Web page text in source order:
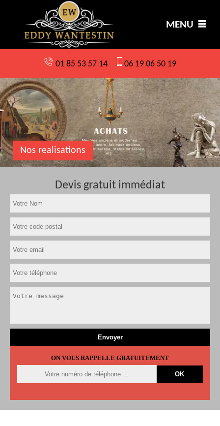
MENU
01 85 53 57 14 06 19 06 50 19
Nos realisations
Devis gratuit immédiat
ON VOUS RAPPELLE GRATUITEMENT